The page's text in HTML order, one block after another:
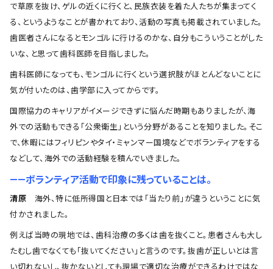
で草原を抜け、ゲルの近くに行くと、民族衣装を着た人たちが集まってく
る、というようなことが書かれており、活動の写真も掲載されていました。
歯医者さんになるとモンゴルに行けるのかな、自分もこういうことがした
いな、と思って歯科医師を目指しました。
歯科医師になっても、モンゴルに行くという選択肢がほとんどないことに
気が付いたのは、歯学部に入ってからです。
国際協力のキャリアがイメージできずに悩んだ時期もありましたが、海
外での活動もできる「公衆衛生」という分野があることを知りました。そこ
で、休暇にはフィリピンやタイ・ミャンマー国境などでボランティアをする
などして、海外での活動経験を積んでいきました。
――ボランティア活動で印象に残っていることは。
清原 海外、特に低所得国と日本では「当たり前」が違うということに気
付かされました。
例えば当時の現地では、歯科治療の多くは歯を抜くこと。患者さんも大し
たむし歯でなくても「抜いてください」と言うのです。抜歯が正しいとは言
い切れないし、抜かないとしても現場で適切な治療ができるわけではな